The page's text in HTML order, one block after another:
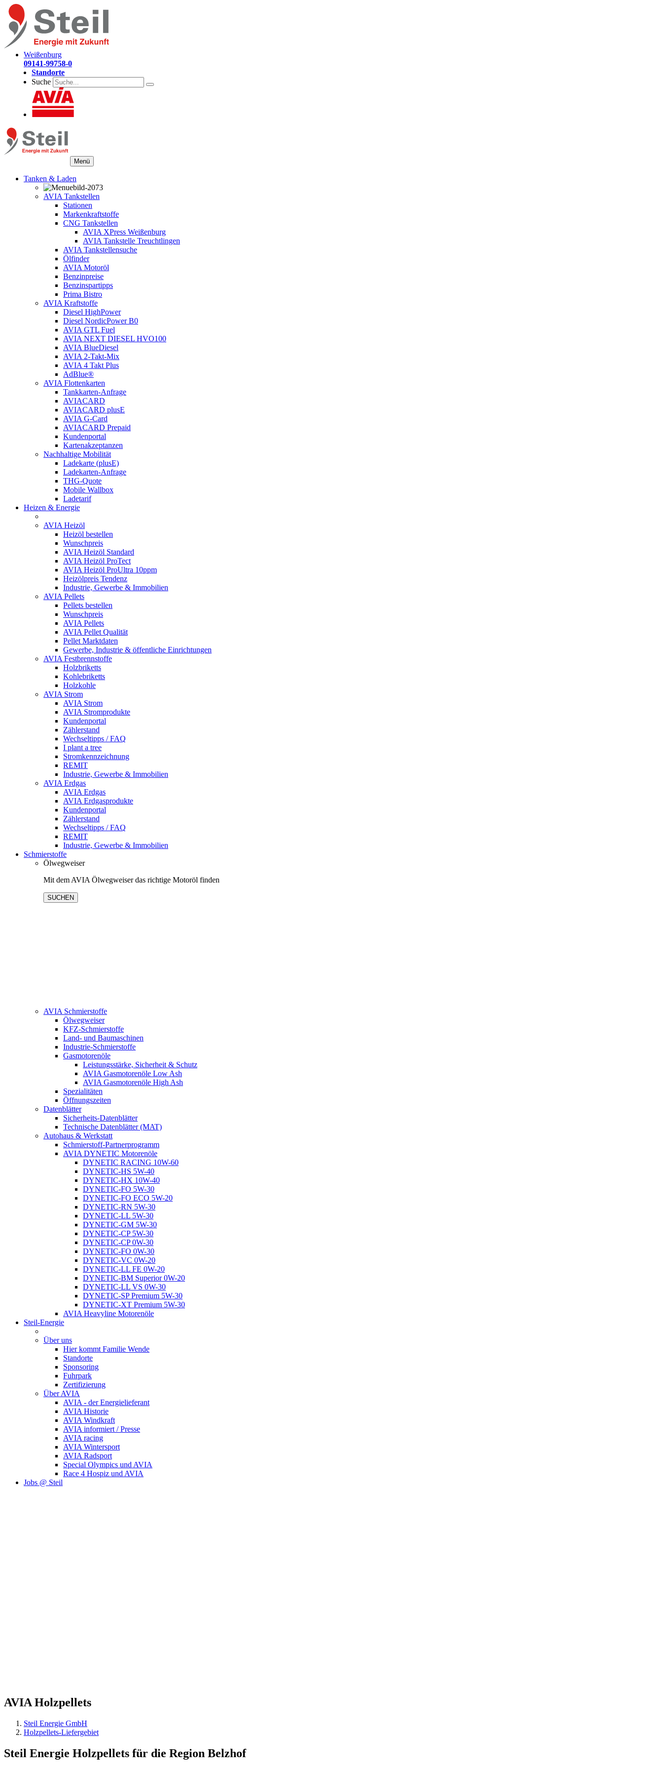
Weißenburg
09141-99758-0
Standorte
Suche
Menü
Tanken & Laden
AVIA Tankstellen
Stationen
Markenkraftstoffe
CNG Tankstellen
AVIA XPress Weißenburg
AVIA Tankstelle Treuchtlingen
AVIA Tankstellensuche
Ölfinder
AVIA Motoröl
Benzinpreise
Benzinspartipps
Prima Bistro
AVIA Kraftstoffe
Diesel HighPower
Diesel NordicPower B0
AVIA GTL Fuel
AVIA NEXT DIESEL HVO100
AVIA BlueDiesel
AVIA 2-Takt-Mix
AVIA 4 Takt Plus
AdBlue®
AVIA Flottenkarten
Tankkarten-Anfrage
AVIACARD
AVIACARD plusE
AVIA G-Card
AVIACARD Prepaid
Kundenportal
Kartenakzeptanzen
Nachhaltige Mobilität
Ladekarte (plusE)
Ladekarten-Anfrage
THG-Quote
Mobile Wallbox
Ladetarif
Heizen & Energie
AVIA Heizöl
Heizöl bestellen
Wunschpreis
AVIA Heizöl Standard
AVIA Heizöl ProTect
AVIA Heizöl ProUltra 10ppm
Heizölpreis Tendenz
Industrie, Gewerbe & Immobilien
AVIA Pellets
Pellets bestellen
Wunschpreis
AVIA Pellets
AVIA Pellet Qualität
Pellet Marktdaten
Gewerbe, Industrie & öffentliche Einrichtungen
AVIA Festbrennstoffe
Holzbriketts
Kohlebriketts
Holzkohle
AVIA Strom
AVIA Strom
AVIA Stromprodukte
Kundenportal
Zählerstand
Wechseltipps / FAQ
I plant a tree
Stromkennzeichnung
REMIT
Industrie, Gewerbe & Immobilien
AVIA Erdgas
AVIA Erdgas
AVIA Erdgasprodukte
Kundenportal
Zählerstand
Wechseltipps / FAQ
REMIT
Industrie, Gewerbe & Immobilien
Schmierstoffe
Ölwegweiser
Mit dem AVIA Ölwegweiser das richtige Motoröl finden
SUCHEN
AVIA Schmierstoffe
Ölwegweiser
KFZ-Schmierstoffe
Land- und Baumaschinen
Industrie-Schmierstoffe
Gasmotorenöle
Leistungsstärke, Sicherheit & Schutz
AVIA Gasmotorenöle Low Ash
AVIA Gasmotorenöle High Ash
Spezialitäten
Öffnungszeiten
Datenblätter
Sicherheits-Datenblätter
Technische Datenblätter (MAT)
Autohaus & Werkstatt
Schmierstoff-Partnerprogramm
AVIA DYNETIC Motorenöle
DYNETIC RACING 10W-60
DYNETIC-HS 5W-40
DYNETIC-HX 10W-40
DYNETIC-FO 5W-30
DYNETIC-FO ECO 5W-20
DYNETIC-RN 5W-30
DYNETIC-LL 5W-30
DYNETIC-GM 5W-30
DYNETIC-CP 5W-30
DYNETIC-CP 0W-30
DYNETIC-FO 0W-30
DYNETIC-VC 0W-20
DYNETIC-LL FE 0W-20
DYNETIC-BM Superior 0W-20
DYNETIC-LL VS 0W-30
DYNETIC-SP Premium 5W-30
DYNETIC-XT Premium 5W-30
AVIA Heavyline Motorenöle
Steil-Energie
Über uns
Hier kommt Familie Wende
Standorte
Sponsoring
Fuhrpark
Zertifizierung
Über AVIA
AVIA - der Energielieferant
AVIA Historie
AVIA Windkraft
AVIA informiert / Presse
AVIA racing
AVIA Wintersport
AVIA Radsport
Special Olympics und AVIA
Race 4 Hospiz und AVIA
Jobs @ Steil
AVIA Holzpellets
Steil Energie GmbH
Holzpellets-Liefergebiet
Steil Energie Holzpellets für die Region Belzhof